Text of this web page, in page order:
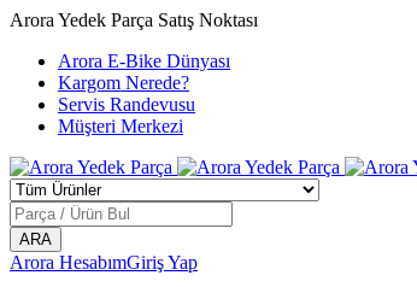
Arora Yedek Parça Satış Noktası
Arora E-Bike Dünyası
Kargom Nerede?
Servis Randevusu
Müşteri Merkezi
Arora HesabımGiriş Yap